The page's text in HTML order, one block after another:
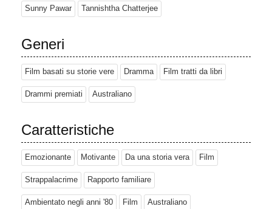
Sunny Pawar Tannishtha Chatterjee
Generi
Film basati su storie vere Dramma Film tratti da libri
Drammi premiati Australiano
Caratteristiche
Emozionante Motivante Da una storia vera Film
Strappalacrime Rapporto familiare
Ambientato negli anni '80 Film Australiano